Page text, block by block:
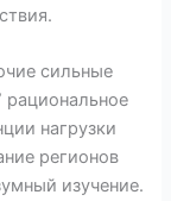
сильные
рациональное
нагрузки
регионов
изучение.